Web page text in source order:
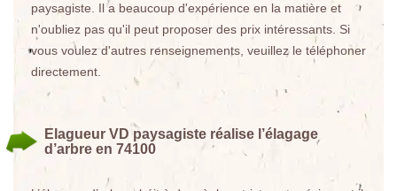
paysagiste. Il a beaucoup d'expérience en la matière et
n'oubliez pas qu'il peut proposer des prix intéressants. Si
vous voulez d'autres renseignements, veuillez le téléphoner
directement.
Elagueur VD paysagiste réalise l’élagage
d’arbre en 74100